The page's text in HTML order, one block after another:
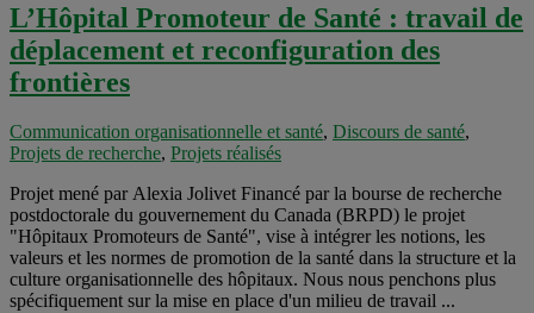
L’Hôpital Promoteur de Santé : travail de
déplacement et reconfiguration des
frontières
Communication organisationnelle et santé, Discours de santé,
Projets de recherche, Projets réalisés
Projet mené par Alexia Jolivet Financé par la bourse de recherche
postdoctorale du gouvernement du Canada (BRPD) le projet
"Hôpitaux Promoteurs de Santé", vise à intégrer les notions, les
valeurs et les normes de promotion de la santé dans la structure et la
culture organisationnelle des hôpitaux. Nous nous penchons plus
spécifiquement sur la mise en place d'un milieu de travail ...